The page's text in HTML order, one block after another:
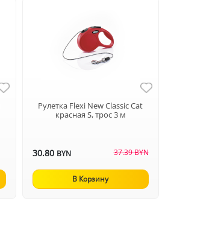
Рулетка Flexi New Classic Cat
красная S, трос 3 м
30.80 BYN 37.39 BYN
В Корзину